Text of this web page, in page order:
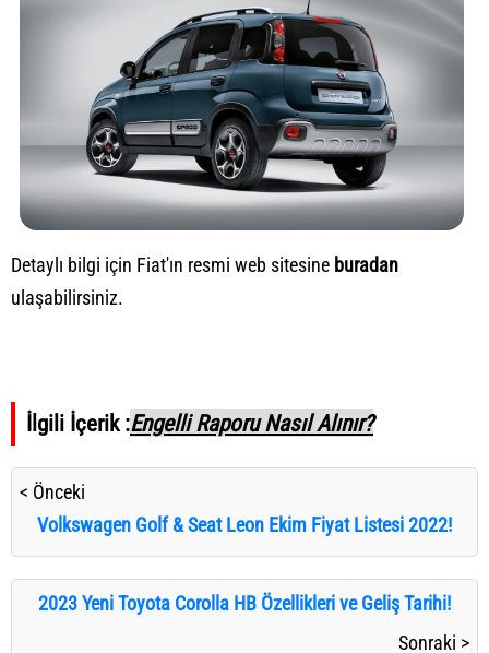
Detaylı bilgi için Fiat'ın resmi web sitesine buradan
ulaşabilirsiniz.
İlgili İçerik :Engelli Raporu Nasıl Alınır?
< Önceki
Volkswagen Golf & Seat Leon Ekim Fiyat Listesi 2022!
2023 Yeni Toyota Corolla HB Özellikleri ve Geliş Tarihi!
Sonraki >